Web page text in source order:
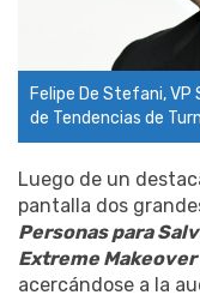
Felipe De Stefani, VP
de Tendencias de
Luego de un
pantalla dos
Personas para
Extreme
acercándose a la